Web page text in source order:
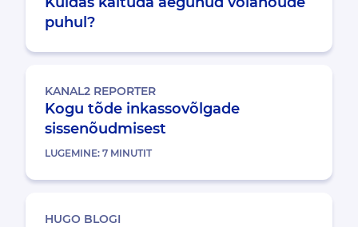
puhul?
KANAL2 REPORTER
Kogu tõde inkassovõlgade
sissenõudmisest
LUGEMINE: 7 MINUTIT
HUGO BLOGI